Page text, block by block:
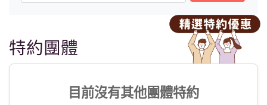
特約團體
目前沒有其他團體特約